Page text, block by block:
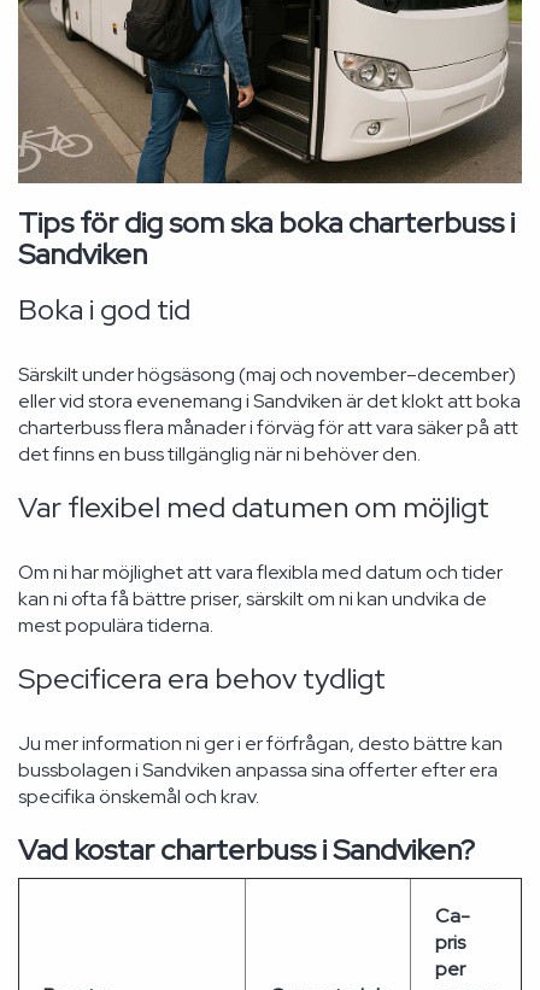
Tips för dig som ska boka charterbuss i
Sandviken
Boka i god tid
Särskilt under högsäsong (maj och november–december)
eller vid stora evenemang i Sandviken är det klokt att boka
charterbuss flera månader i förväg för att vara säker på att
det finns en buss tillgänglig när ni behöver den.
Var flexibel med datumen om möjligt
Om ni har möjlighet att vara flexibla med datum och tider
kan ni ofta få bättre priser, särskilt om ni kan undvika de
mest populära tiderna.
Specificera era behov tydligt
Ju mer information ni ger i er förfrågan, desto bättre kan
bussbolagen i Sandviken anpassa sina offerter efter era
specifika önskemål och krav.
Vad kostar charterbuss i Sandviken?
Ca-
pris
per